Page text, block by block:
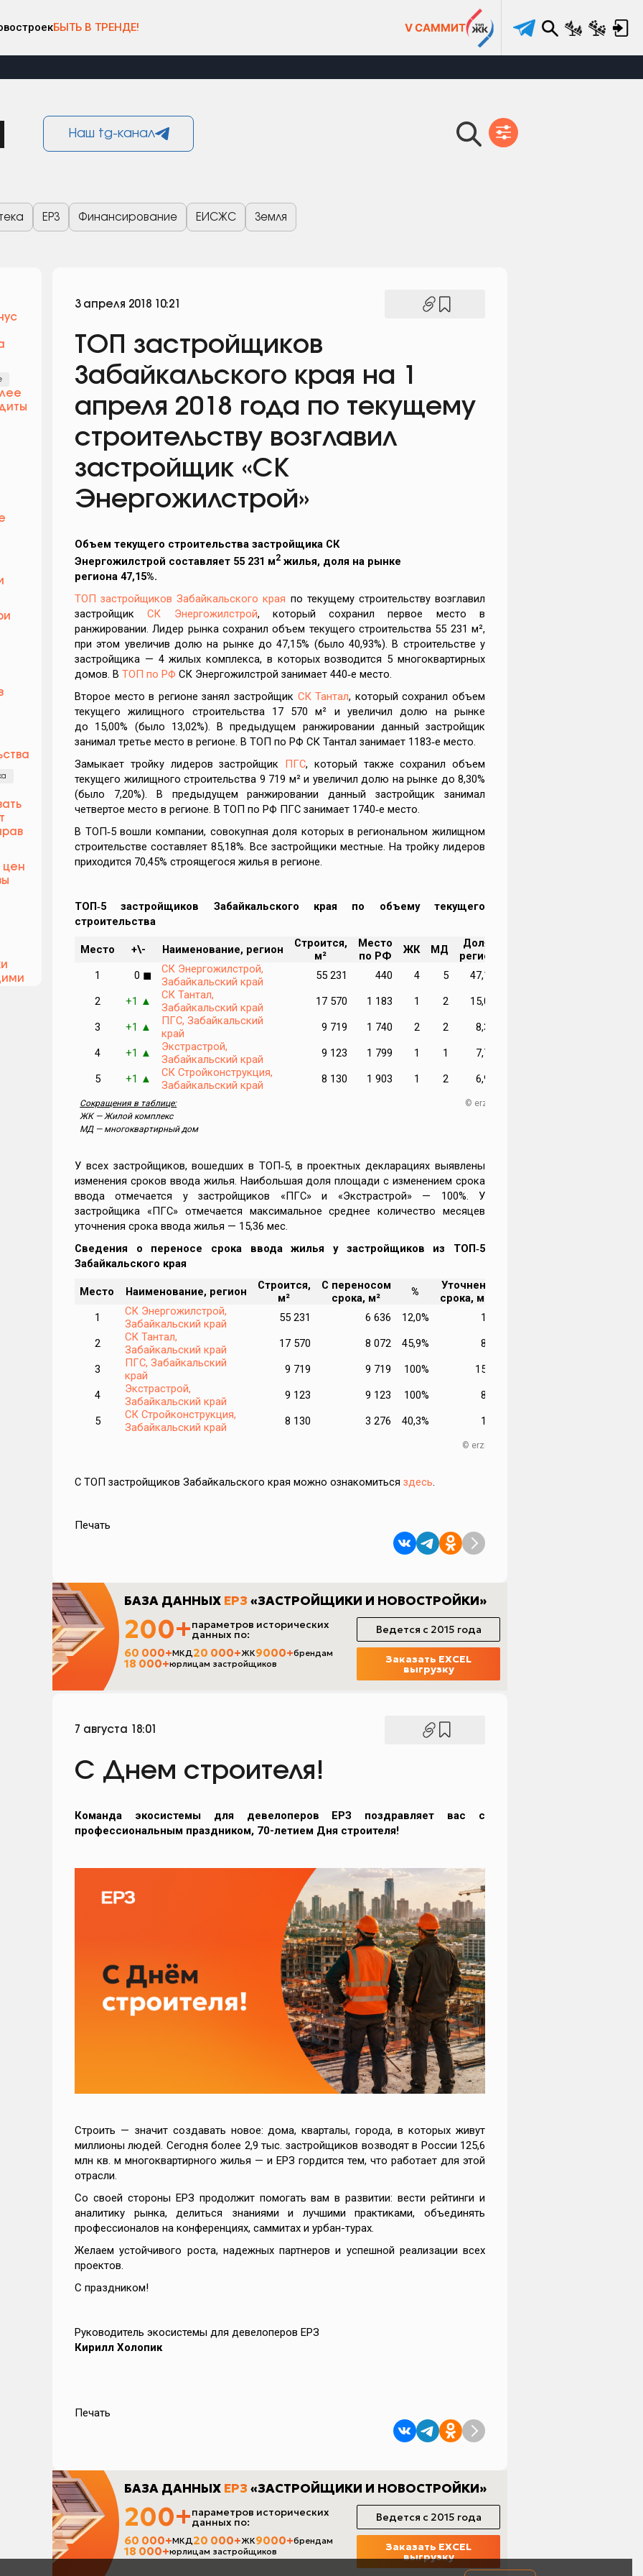
БЫТЬ В ТРЕНДЕ! V САММИТ
Наш tg-канал
ЕРЗ Финансирование ЕИСЖС Земля
цен
3 апреля 2018 10:21
ТОП застройщиков
Забайкальского края на 1
апреля 2018 года по текущему
строительству возглавил
застройщик «СК
Энергожилстрой»
Объем текущего строительства застройщика СК
Энергожилстрой составляет 55 231 м2 жилья, доля на рынке
региона 47,15%.
ТОП застройщиков Забайкальского края по текущему строительству возглавил
застройщикСК Энергожилстрой, который сохранил первое место в
ранжировании. Лидер рынка сохранил объем текущего строительства 55 231 м²,
при этом увеличив долю на рынке до 47,15% (было 40,93%). В строительстве у
застройщика — 4 жилых комплекса, в которых возводится 5 многоквартирных
домов. В ТОП по РФ СК Энергожилстрой занимает 440‑е место.
Второе место в регионе занял застройщик СК Тантал, который сохранил объем
текущего жилищного строительства 17 570 м² и увеличил долю на рынке
до 15,00% (было 13,02%). В предыдущем ранжировании данный застройщик
занимал третье место в регионе. В ТОП по РФ СК Тантал занимает 1183‑е место.
Замыкает тройку лидеров застройщик ПГС, который также сохранил объем
текущего жилищного строительства 9 719 м² и увеличил долю на рынке до 8,30%
(было 7,20%). В предыдущем ранжировании данный застройщик занимал
четвертое место в регионе. В ТОП по РФ ПГС занимает 1740‑е место.
В ТОП‑5 вошли компании, совокупная доля которых в региональном жилищном
строительстве составляет 85,18%. Все застройщики местные. На тройку лидеров
приходится 70,45% строящегося жилья в регионе.
ТОП‑5 застройщиков Забайкальского края по объему текущего
строительства
Место +\- Наименование, регион
Строится,
м²
Место
по РФ
ЖК МД
Доля в
регионе
1
0 ◼
СК Энергожилстрой,
Забайкальский край
55 231 440 4 5
47,15%
2
+1 ▲
СК Тантал,
Забайкальский край
17 570 1 183 1 2
15,00%
3
+1 ▲
ПГС, Забайкальский
край
9 719 1 740 2 2
8,30%
4
+1 ▲
Экстрастрой,
Забайкальский край
9 123 1 799 1 1
7,79%
5
+1 ▲
СК Стройконструкция,
Забайкальский край
8 130 1 903 1 2 6,94%
Сокращения в таблице:
© erzrf.ru
ЖК — Жилой комплекс
МД — многоквартирный дом
У всех застройщиков, вошедших в ТОП‑5, в проектных декларациях выявлены
изменения сроков ввода жилья. Наибольшая доля площади с изменением срока
ввода отмечается у застройщиков «ПГС» и «Экстрастрой» — 100%. У
застройщика «ПГС» отмечается максимальное среднее количество месяцев
уточнения срока ввода жилья — 15,36 мес.
Сведения о переносе срока ввода жилья у застройщиков из ТОП‑5
Забайкальского края
Место Наименование, регион
Строится,
м²
С переносом
срока, м²
%
Уточнение
срока, мес.
1
СК Энергожилстрой,
Забайкальский край
55 231 6 636 12,0%
1,80
2
СК Тантал,
Забайкальский край
17 570 8 072 45,9%
8,28
3
ПГС, Забайкальский
край
9 719 9 719 100%
15,36
4
Экстрастрой,
Забайкальский край
9 123 9 123 100%
8,98
5
СК Стройконструкция,
Забайкальский край
8 130 3 276 40,3% 1,21
© erzrf.ru
С ТОП застройщиков Забайкальского края можно ознакомиться здесь.
Печать
7 августа 18:01
С Днем строителя!
Команда экосистемы для девелоперов ЕРЗ поздравляет вас с
профессиональным праздником, 70-летием Дня строителя!
Строить — значит создавать новое: дома, кварталы, города, в которых живут
миллионы людей. Сегодня более 2,9 тыс. застройщиков возводят в России 125,6
млн кв. м многоквартирного жилья — и ЕРЗ гордится тем, что работает для этой
отрасли.
Со своей стороны ЕРЗ продолжит помогать вам в развитии: вести рейтинги и
аналитику рынка, делиться знаниями и лучшими практиками, объединять
профессионалов на конференциях, саммитах и урбан-турах.
Желаем устойчивого роста, надежных партнеров и успешной реализации всех
проектов.
С праздником!
Руководитель экосистемы для девелоперов ЕРЗ
Кирилл Холопик
Печать